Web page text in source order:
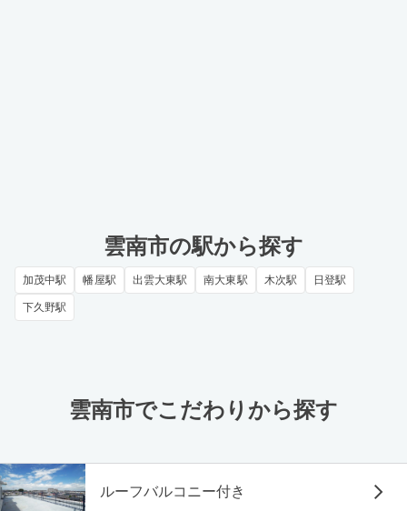
雲南市の駅から探す
加茂中駅 幡屋駅 出雲大東駅 南大東駅 木次駅 日登駅
下久野駅
雲南市でこだわりから探す
ルーフバルコニー付き